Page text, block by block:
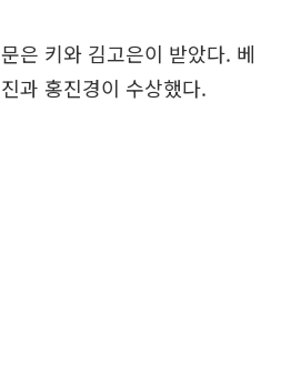
은 키와 김고은이 받았다. 베
과 홍진경이 수상했다.